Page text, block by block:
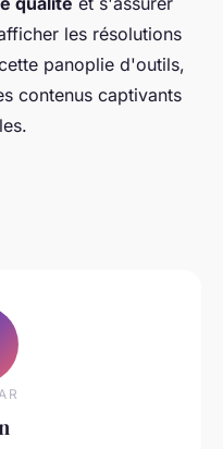
les résolutions
panoplie d'outils,
contenus captivants